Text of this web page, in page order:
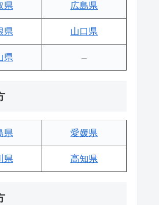
県 広島県
県 山口県
県 –
県 愛媛県
県 高知県